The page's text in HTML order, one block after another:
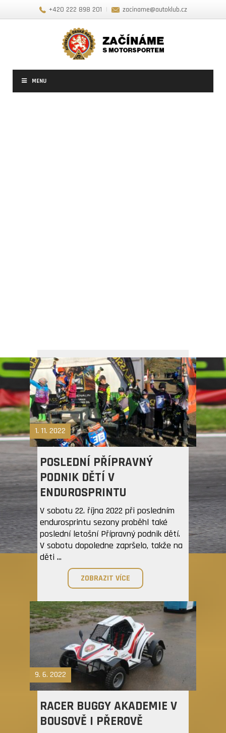
+420 222 898 201 | zaciname@autoklub.cz
MENU
ZÁVODY SILNIČNÍCH MOTOCYKLŮ
ZAČÍNÁME S MOTORSPORTEM
POSLEDNÍ PŘÍPRAVNÝ
PODNIK DĚTÍ V
ENDUROSPRINTU
V sobotu 22. října 2022 při posledním
endurosprintu sezony proběhl také
poslední letošní Přípravný podnik dětí.
V sobotu dopoledne zapršelo, takže na
děti ...
ZOBRAZIT VÍCE
1. 11. 2022
RACER BUGGY AKADEMIE V
BOUSOVĚ I PŘEROVĚ
9. 6. 2022